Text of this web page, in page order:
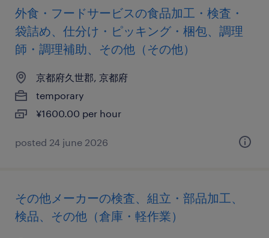
外食・フードサービスの食品加工・検査・
袋詰め、仕分け・ピッキング・梱包、調理
師・調理補助、その他（その他）
京都府久世郡, 京都府
temporary
¥1600.00 per hour
posted 24 june 2026
その他メーカーの検査、組立・部品加工、
検品、その他（倉庫・軽作業）